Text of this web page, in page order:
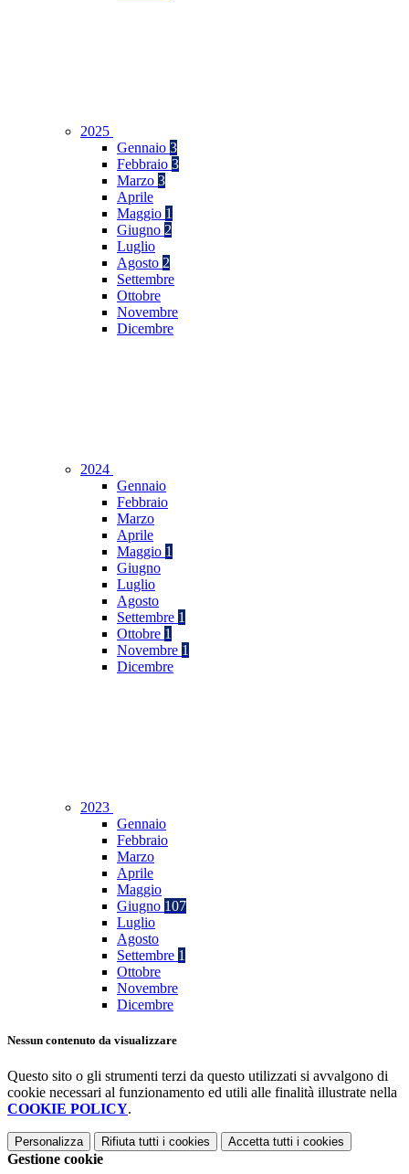
2025
Gennaio 3
Febbraio 3
Marzo 3
Aprile
Maggio 1
Giugno 2
Luglio
Agosto 2
Settembre
Ottobre
Novembre
Dicembre
2024
Gennaio
Febbraio
Marzo
Aprile
Maggio 1
Giugno
Luglio
Agosto
Settembre 1
Ottobre 1
Novembre 1
Dicembre
2023
Gennaio
Febbraio
Marzo
Aprile
Maggio
Giugno 107
Luglio
Agosto
Settembre 1
Ottobre
Novembre
Dicembre
Nessun contenuto da visualizzare
Questo sito o gli strumenti terzi da questo utilizzati si avvalgono di
cookie necessari al funzionamento ed utili alle finalità illustrate nella
COOKIE POLICY.
Personalizza Rifiuta tutti i cookies Accetta tutti i cookies
Gestione cookie